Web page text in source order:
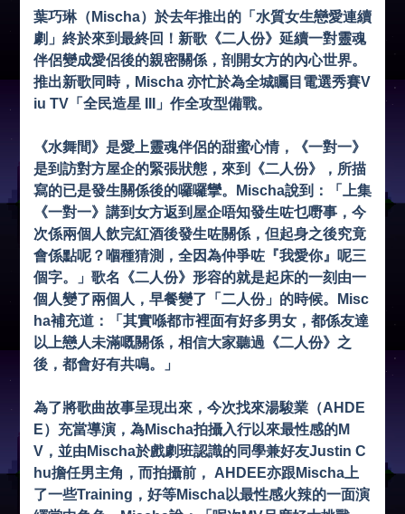
葉巧琳（Mischa）於去年推出的「水質女生戀愛連續
劇」終於來到最終回！新歌《二人份》延續一對靈魂
伴侶變成愛侶後的親密關係，剖開女方的內心世界。
推出新歌同時，Mischa 亦忙於為全城矚目電選秀賽V
iu TV「全民造星 III」作全攻型備戰。
《水舞間》是愛上靈魂伴侶的甜蜜心情，《一對一》
是到訪對方屋企的緊張狀態，來到《二人份》，所描
寫的已是發生關係後的囉囉攣。Mischa說到：「上集
《一對一》講到女方返到屋企唔知發生咗乜嘢事，今
次係兩個人飲完紅酒後發生咗關係，但起身之後究竟
會係點呢？嗰種猜測，全因為仲爭咗『我愛你』呢三
個字。」歌名《二人份》形容的就是起床的一刻由一
個人變了兩個人，早餐變了「二人份」的時候。Misc
ha補充道：「其實喺都市裡面有好多男女，都係友達
以上戀人未滿嘅關係，相信大家聽過《二人份》之
後，都會好有共鳴。」
為了將歌曲故事呈現出來，今次找來湯駿業（AHDE
E）充當導演，為Mischa拍攝入行以來最性感的M
V，並由Mischa於戲劇班認識的同學兼好友Justin C
hu擔任男主角，而拍攝前， AHDEE亦跟Mischa上
了一些Training，好等Mischa以最性感火辣的一面演